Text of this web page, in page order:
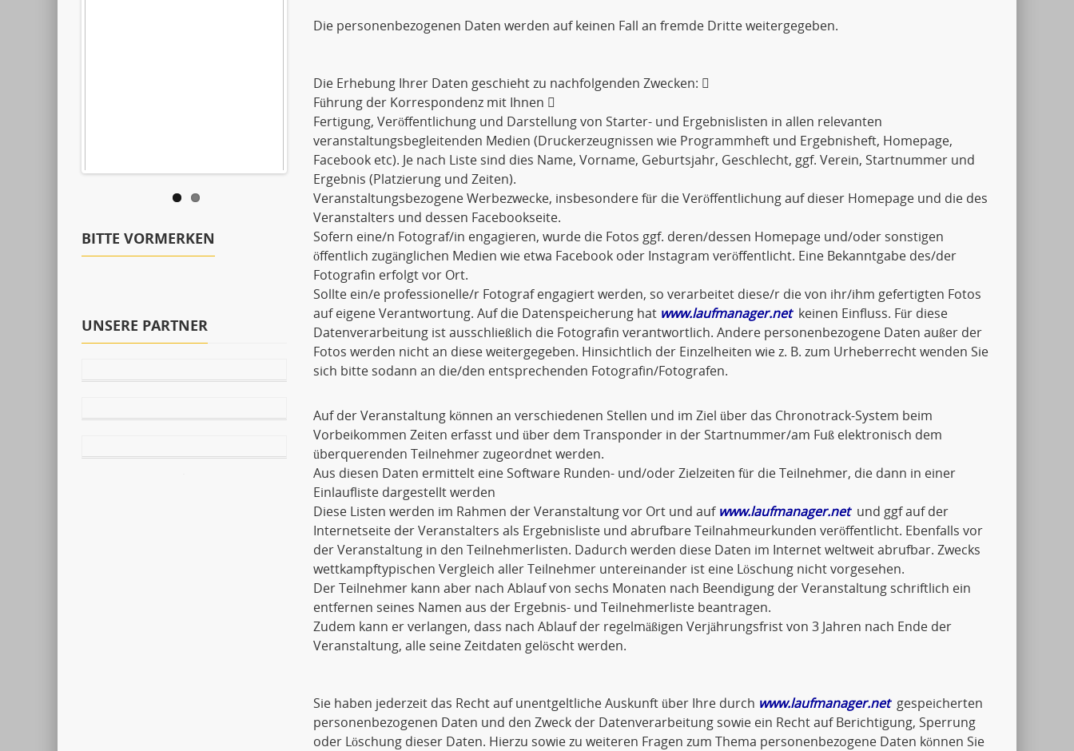
BITTE VORMERKEN
UNSERE PARTNER
Die personenbezogenen Daten werden auf keinen Fall an fremde Dritte weitergegeben.
Die Erhebung Ihrer Daten geschieht zu nachfolgenden Zwecken: 
Führung der Korrespondenz mit Ihnen 
Fertigung, Veröffentlichung und Darstellung von Starter- und Ergebnislisten in allen relevanten
veranstaltungsbegleitenden Medien (Druckerzeugnissen wie Programmheft und Ergebnisheft, Homepage,
Facebook etc). Je nach Liste sind dies Name, Vorname, Geburtsjahr, Geschlecht, ggf. Verein, Startnummer und
Ergebnis (Platzierung und Zeiten).
Veranstaltungsbezogene Werbezwecke, insbesondere für die Veröffentlichung auf dieser Homepage und die des
Veranstalters und dessen Facebookseite.
Sofern eine/n Fotograf/in engagieren, wurde die Fotos ggf. deren/dessen Homepage und/oder sonstigen
öffentlich zugänglichen Medien wie etwa Facebook oder Instagram veröffentlicht. Eine Bekanntgabe des/der
Fotografin erfolgt vor Ort.
Sollte ein/e professionelle/r Fotograf engagiert werden, so verarbeitet diese/r die von ihr/ihm gefertigten Fotos
auf eigene Verantwortung. Auf die Datenspeicherung hat www.laufmanager.netkeinen Einfluss. Für diese
Datenverarbeitung ist ausschließlich die Fotografin verantwortlich. Andere personenbezogene Daten außer der
Fotos werden nicht an diese weitergegeben. Hinsichtlich der Einzelheiten wie z. B. zum Urheberrecht wenden Sie
sich bitte sodann an die/den entsprechenden Fotografin/Fotografen.
Auf der Veranstaltung können an verschiedenen Stellen und im Ziel über das Chronotrack-System beim
Vorbeikommen Zeiten erfasst und über dem Transponder in der Startnummer/am Fuß elektronisch dem
überquerenden Teilnehmer zugeordnet werden.
Aus diesen Daten ermittelt eine Software Runden- und/oder Zielzeiten für die Teilnehmer, die dann in einer
Einlaufliste dargestellt werden
Diese Listen werden im Rahmen der Veranstaltung vor Ort und auf www.laufmanager.netund ggf auf der
Internetseite der Veranstalters als Ergebnisliste und abrufbare Teilnahmeurkunden veröffentlicht. Ebenfalls vor
der Veranstaltung in den Teilnehmerlisten. Dadurch werden diese Daten im Internet weltweit abrufbar. Zwecks
wettkampftypischen Vergleich aller Teilnehmer untereinander ist eine Löschung nicht vorgesehen.
Der Teilnehmer kann aber nach Ablauf von sechs Monaten nach Beendigung der Veranstaltung schriftlich ein
entfernen seines Namen aus der Ergebnis- und Teilnehmerliste beantragen.
Zudem kann er verlangen, dass nach Ablauf der regelmäßigen Verjährungsfrist von 3 Jahren nach Ende der
Veranstaltung, alle seine Zeitdaten gelöscht werden.
Sie haben jederzeit das Recht auf unentgeltliche Auskunft über Ihre durch www.laufmanager.netgespeicherten
personenbezogenen Daten und den Zweck der Datenverarbeitung sowie ein Recht auf Berichtigung, Sperrung
oder Löschung dieser Daten. Hierzu sowie zu weiteren Fragen zum Thema personenbezogene Daten können Sie